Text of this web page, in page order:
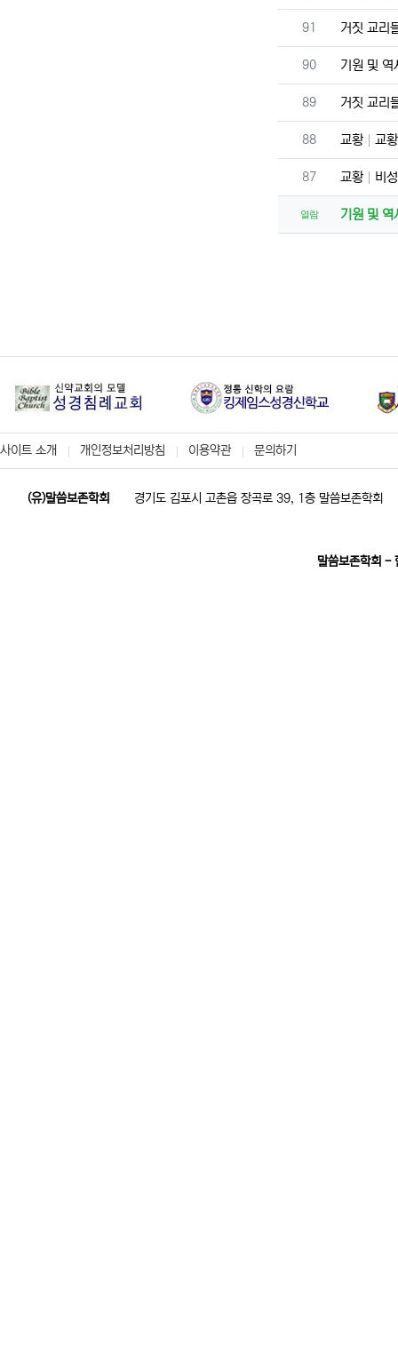
번호
91 거짓 교리
번호
90 기원 및
번호
89 거짓 교리
번호
88 교황 교
번호
87 교황 비
열람 기원 및
사이트 소개 개인정보처리방침 이용약관 문의하기
(유)말씀보존학회 경기도 김포시 고촌읍 장곡로 39, 1층 말씀보존학회
말씀보존학회 -